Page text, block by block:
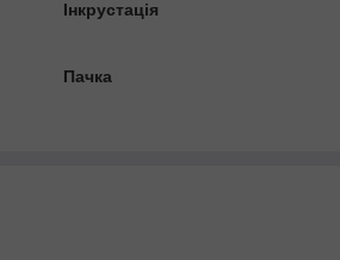
Інкрустація
Пачка